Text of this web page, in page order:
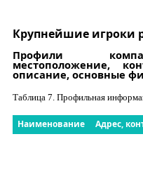
Крупнейшие игроки
Профили
местоположение,
описание, основные
Таблица 7. Профильная
Наименование Адрес,